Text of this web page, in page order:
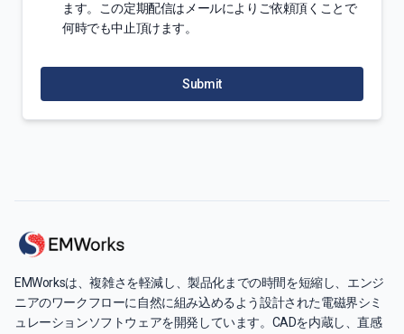
ます。この定期配信はメールによりご依頼頂くことで
何時でも中止頂けます。
Submit
EMWorksは、複雑さを軽減し、製品化までの時間を短縮し、エンジ
ニアのワークフローに自然に組み込めるよう設計された電磁界シミ
ュレーションソフトウェアを開発しています。CADを内蔵し、直感